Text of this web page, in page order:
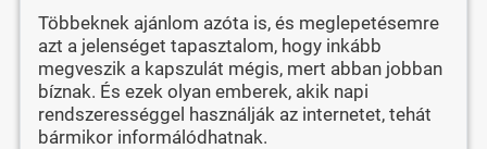
Többeknek ajánlom azóta is, és meglepetésemre
azt a jelenséget tapasztalom, hogy inkább
megveszik a kapszulát mégis, mert abban jobban
bíznak. És ezek olyan emberek, akik napi
rendszerességgel használják az internetet, tehát
bármikor informálódhatnak.